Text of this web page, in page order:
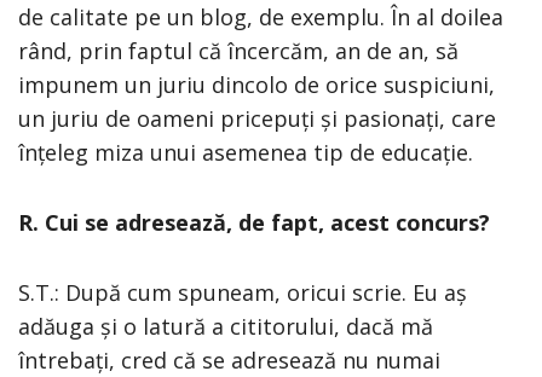
de calitate pe un blog, de exemplu. În al doilea
rând, prin faptul că încercăm, an de an, să
impunem un juriu dincolo de orice suspiciuni,
un juriu de oameni pricepuți și pasionați, care
înțeleg miza unui asemenea tip de educație.
R. Cui se adresează, de fapt, acest concurs?
S.T.: După cum spuneam, oricui scrie. Eu aș
adăuga și o latură a cititorului, dacă mă
întrebați, cred că se adresează nu numai